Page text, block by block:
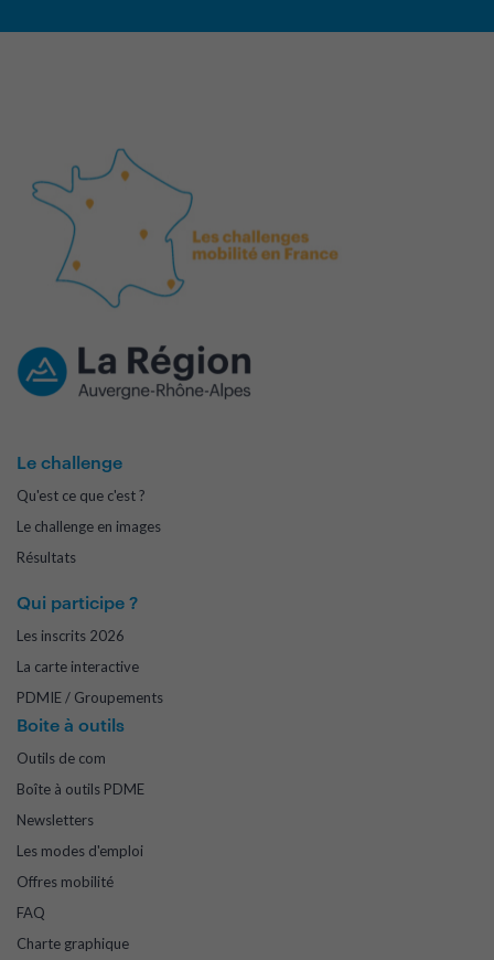
Le challenge
Qu'est ce que c'est ?
Le challenge en images
Résultats
Qui participe ?
Les inscrits 2026
La carte interactive
PDMIE / Groupements
Boite à outils
Outils de com
Boîte à outils PDME
Newsletters
Les modes d'emploi
Offres mobilité
FAQ
Charte graphique